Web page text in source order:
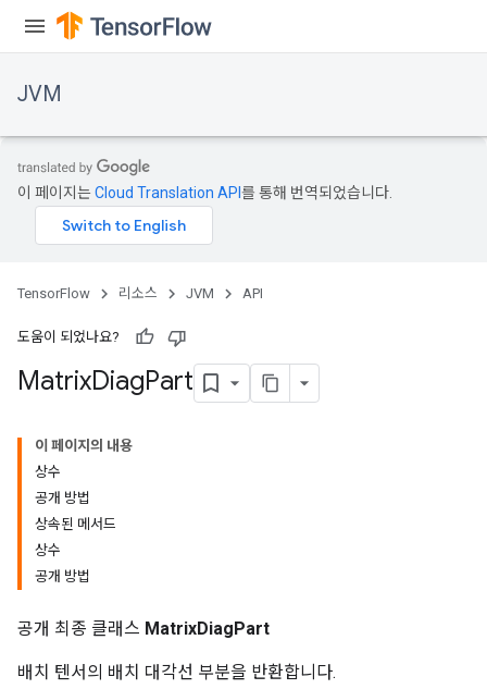
JVM
이 페이지는Cloud Translation API 를 통해 번역되었습니다.
TensorFlow 리소스 JVM API
도움이 되었나요?
MatrixDiagPart
이 페이지의 내용
상수
공개 방법
상속된 메서드
상수
공개 방법
공개 최종 클래스 MatrixDiagPart
배치 텐서의 배치 대각선 부분을 반환합니다.